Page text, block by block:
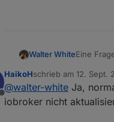
Walter WhiteEine
Offline
HaikoHschrieb am 12. Sept.
zuletzt editiert von
@walter-white Ja,
iobroker nicht